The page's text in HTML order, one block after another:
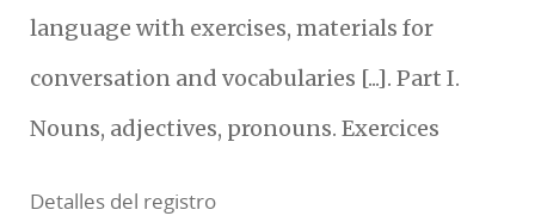
language with exercises, materials for
conversation and vocabularies [...]. Part I.
Nouns, adjectives, pronouns. Exercices
Detalles del registro